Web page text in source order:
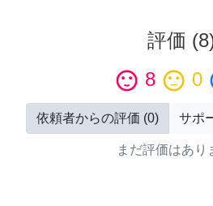
評価 (8
sentiment_satisfied 8 sentiment_neutral 0
依頼者からの評価 (0) サポ
まだ評価はあり